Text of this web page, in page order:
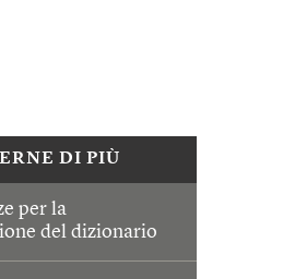
DI PIÙ
per la
del dizionario